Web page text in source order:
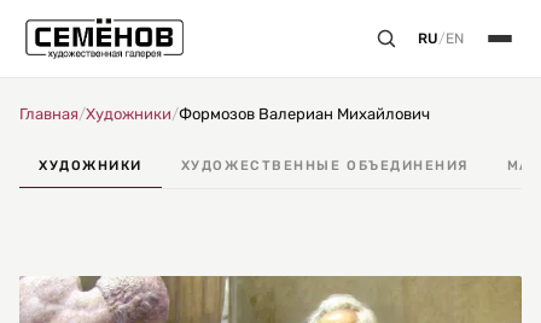
RU/EN
Главная/Художники/Формозов Валериан Михайлович
ХУДОЖНИКИ ХУДОЖЕСТВЕННЫЕ ОБЪЕДИНЕНИЯ